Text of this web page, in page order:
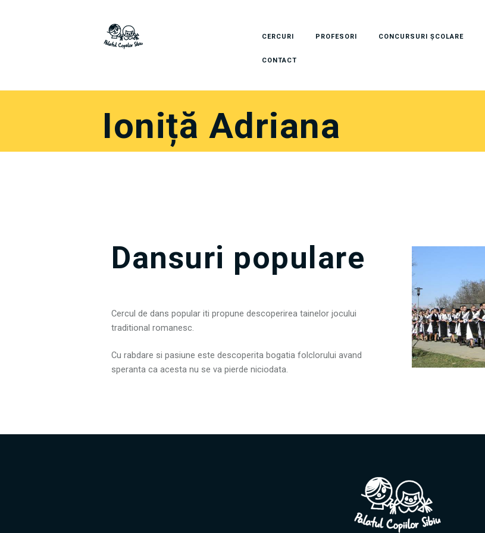
CERCURI PROFESORI CONCURSURI ȘCOLARE
CONTACT
Ioniță Adriana
Dansuri populare
Cercul de dans popular iti propune descoperirea tainelor jocului
traditional romanesc.
Cu rabdare si pasiune este descoperita bogatia folclorului avand
speranta ca acesta nu se va pierde niciodata.